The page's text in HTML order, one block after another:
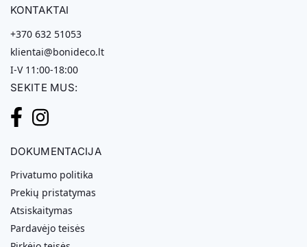
KONTAKTAI
+370 632 51053
klientai@bonideco.lt
I-V 11:00-18:00
SEKITE MUS:
DOKUMENTACIJA
Privatumo politika
Prekių pristatymas
Atsiskaitymas
Pardavėjo teisės